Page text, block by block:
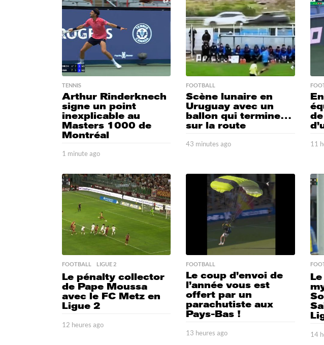
TENNIS
Arthur Rinderknech
signe un point
inexplicable au
Masters 1000 de
Montréal
1 minute ago
i
n
u
t
e
a
g
FOOTBALL
Scène lunaire en
Uruguay avec un
ballon qui termine…
sur la route
43 minutes ago
i
n
u
t
e
s
11
FOOTBALL ,LIGUE 2
Le pénalty collector
de Pape Moussa
avec le FC Metz en
Ligue 2
12 heures ago
FOOTBALL
Le coup d’envoi de
l’année vous est
offert par un
parachutiste aux
Pays-Bas !
13 heures ago 14